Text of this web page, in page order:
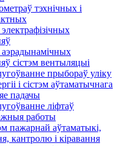
тэхнічных і
сістэм вентыляцыі
прыбораў уліку
і сістэм аўтаматычнага
падачы
ліфтаў
работы
пажарнай аўтаматыкі,
кантролю і кіравання